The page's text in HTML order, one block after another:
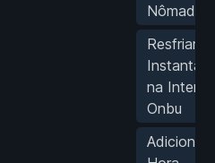
Nômades
na
Onbu
Adicionar